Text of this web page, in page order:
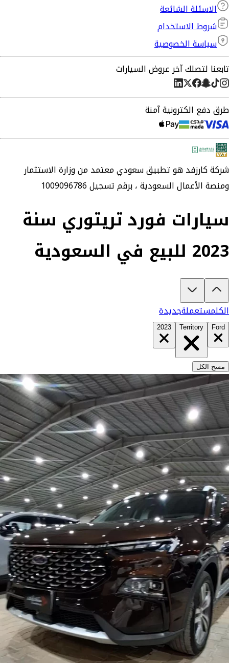
الاسئلة الشائعة
شروط الاستخدام
سياسة الخصوصية
تابعنا لتصلك آخر عروض السيارات
طرق دفع الكترونية آمنة
شركةكارزفدهو تطبيق سعودي معتمد من وزارة الاستثمار
ومنصة الأعمال السعودية ،برقم تسجيل 1009096786
سيارات فورد تريتوري سنة
2023 للبيع في السعودية
تبغى تشتري فورد تريتوري 2023؟
الكلمستعملةجديدة
Ford
Territory
2023
مسح الكل